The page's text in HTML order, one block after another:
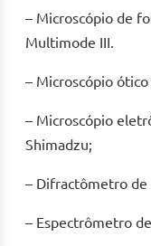
– Microscópio de
Multimode III.
– Microscópio
– Microscópio
Shimadzu;
– Difractômetro de
– Espectrômetro